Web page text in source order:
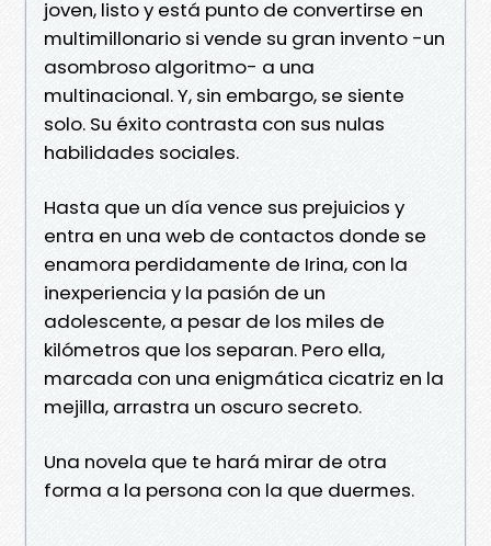
joven, listo y está punto de convertirse en
multimillonario si vende su gran invento -un
asombroso algoritmo- a una
multinacional. Y, sin embargo, se siente
solo. Su éxito contrasta con sus nulas
habilidades sociales.
Hasta que un día vence sus prejuicios y
entra en una web de contactos donde se
enamora perdidamente de Irina, con la
inexperiencia y la pasión de un
adolescente, a pesar de los miles de
kilómetros que los separan. Pero ella,
marcada con una enigmática cicatriz en la
mejilla, arrastra un oscuro secreto.
Una novela que te hará mirar de otra
forma a la persona con la que duermes.